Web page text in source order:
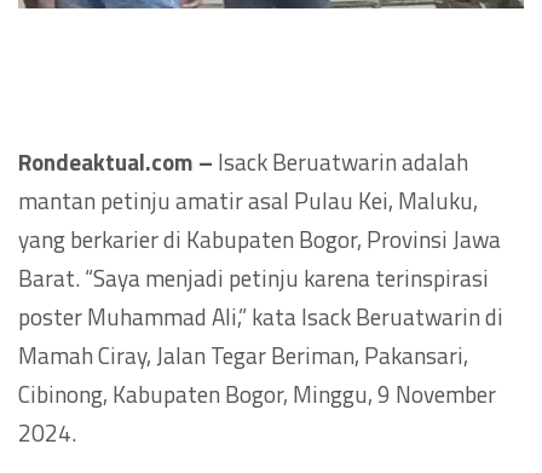
Rondeaktual.com – Isack Beruatwarin adalah
mantan petinju amatir asal Pulau Kei, Maluku,
yang berkarier di Kabupaten Bogor, Provinsi Jawa
Barat. “Saya menjadi petinju karena terinspirasi
poster Muhammad Ali,” kata Isack Beruatwarin di
Mamah Ciray, Jalan Tegar Beriman, Pakansari,
Cibinong, Kabupaten Bogor, Minggu, 9 November
2024.